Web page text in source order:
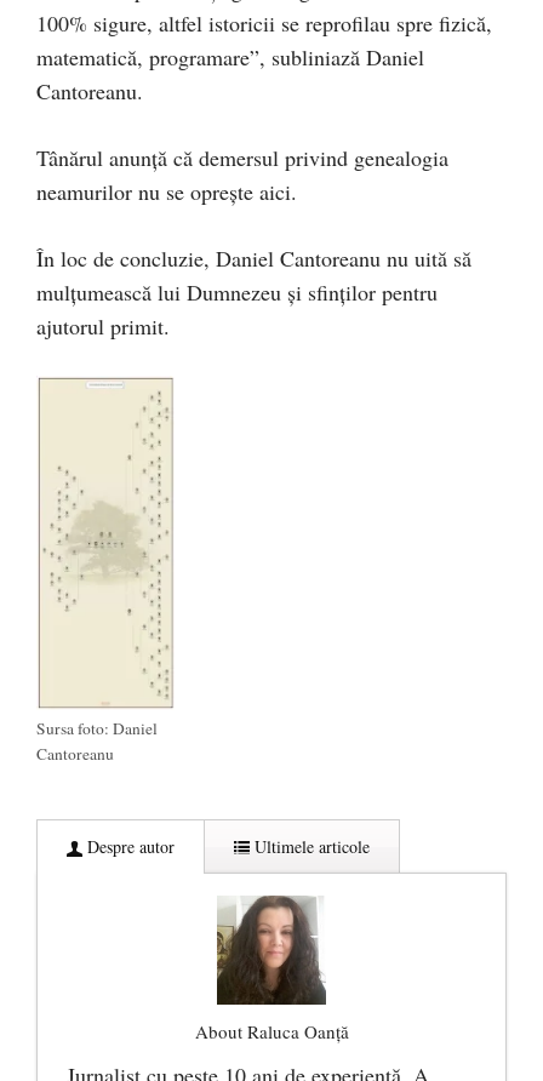
100% sigure, altfel istoricii se reprofilau spre fizică,
matematică, programare”, subliniază Daniel
Cantoreanu.
Tânărul anunță că demersul privind genealogia
neamurilor nu se oprește aici.
În loc de concluzie, Daniel Cantoreanu nu uită să
mulțumească lui Dumnezeu și sfinților pentru
ajutorul primit.
Sursa foto: Daniel
Cantoreanu
Despre autor Ultimele articole
About Raluca Oanță
Jurnalist cu peste 10 ani de experiență. A